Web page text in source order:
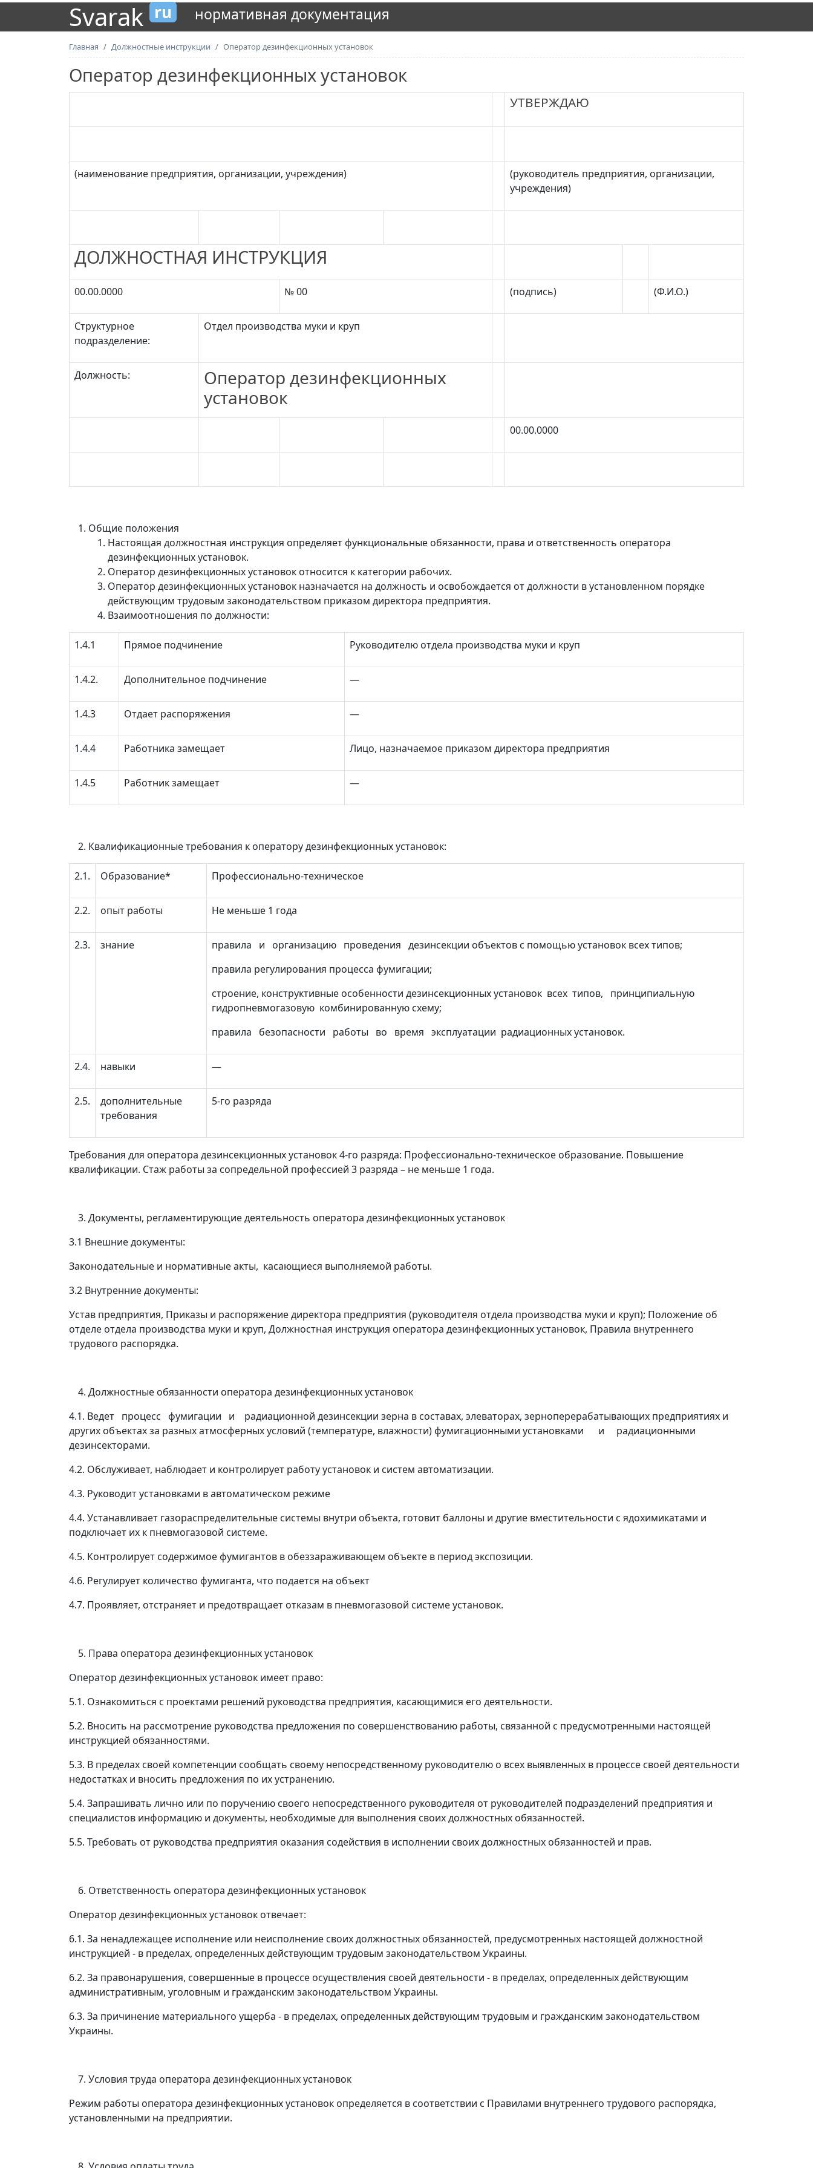
Svarak ru нормативная документация
Главная Должностные инструкции Оператор дезинфекционных установок
Оператор дезинфекционных установок
УТВЕРЖДАЮ
(наименование предприятия, организации, учреждения)
(руководитель предприятия, организации,
учреждения)
ДОЛЖНОСТНАЯ ИНСТРУКЦИЯ
00.00.0000 № 00 (подпись) (Ф.И.О.)
Структурное
подразделение:
Отдел производства муки и круп
Должность:
Оператор дезинфекционных
установок
00.00.0000
Общие положения
Настоящая должностная инструкция определяет функциональные обязанности, права и ответственность оператора
дезинфекционных установок.
Оператор дезинфекционных установок относится к категории рабочих.
Оператор дезинфекционных установок назначается на должность и освобождается от должности в установленном порядке
действующим трудовым законодательством приказом директора предприятия.
Взаимоотношения по должности:
1.4.1 Прямое подчинение Руководителю отдела производства муки и круп
1.4.2. Дополнительное подчинение —
1.4.3 Отдает распоряжения —
1.4.4 Работника замещает Лицо, назначаемое приказом директора предприятия
1.4.5 Работник замещает —
Квалификационные требования к оператору дезинфекционных установок:
2.1. Образование* Профессионально-техническое
2.2. опыт работы Не меньше 1 года
2.3. знание
правила и организацию проведения дезинсекции объектов с помощью установок всех типов;
правила регулирования процесса фумигации;
строение, конструктивные особенности дезинсекционных установок всех типов, принципиальную
гидропневмогазовую комбинированную схему;
правила безопасности работы во время эксплуатации радиационных установок.
2.4. навыки —
2.5.
дополнительные
требования
5-го разряда
Требования для оператора дезинсекционных установок 4-го разряда: Профессионально-техническое образование. Повышение
квалификации. Стаж работы за сопредельной профессией 3 разряда – не меньше 1 года.
Документы, регламентирующие деятельность оператора дезинфекционных установок
3.1 Внешние документы:
Законодательные и нормативные акты, касающиеся выполняемой работы.
3.2 Внутренние документы:
Устав предприятия, Приказы и распоряжение директора предприятия (руководителя отдела производства муки и круп); Положение об
отделе отдела производства муки и круп, Должностная инструкция оператора дезинфекционных установок, Правила внутреннего
трудового распорядка.
Должностные обязанности оператора дезинфекционных установок
4.1. Ведет процесс фумигации и радиационной дезинсекции зерна в составах, элеваторах, зерноперерабатывающих предприятиях и
других объектах за разных атмосферных условий (температуре, влажности) фумигационными установками и радиационными
дезинсекторами.
4.2. Обслуживает, наблюдает и контролирует работу установок и систем автоматизации.
4.3. Руководит установками в автоматическом режиме
4.4. Устанавливает газораспределительные системы внутри объекта, готовит баллоны и другие вместительности с ядохимикатами и
подключает их к пневмогазовой системе.
4.5. Контролирует содержимое фумигантов в обеззараживающем объекте в период экспозиции.
4.6. Регулирует количество фумиганта, что подается на объект
4.7. Проявляет, отстраняет и предотвращает отказам в пневмогазовой системе установок.
Права оператора дезинфекционных установок
Оператор дезинфекционных установок имеет право:
5.1. Ознакомиться с проектами решений руководства предприятия, касающимися его деятельности.
5.2. Вносить на рассмотрение руководства предложения по совершенствованию работы, связанной с предусмотренными настоящей
инструкцией обязанностями.
5.3. В пределах своей компетенции сообщать своему непосредственному руководителю о всех выявленных в процессе своей деятельности
недостатках и вносить предложения по их устранению.
5.4. Запрашивать лично или по поручению своего непосредственного руководителя от руководителей подразделений предприятия и
специалистов информацию и документы, необходимые для выполнения своих должностных обязанностей.
5.5. Требовать от руководства предприятия оказания содействия в исполнении своих должностных обязанностей и прав.
Ответственность оператора дезинфекционных установок
Оператор дезинфекционных установок отвечает:
6.1. За ненадлежащее исполнение или неисполнение своих должностных обязанностей, предусмотренных настоящей должностной
инструкцией - в пределах, определенных действующим трудовым законодательством Украины.
6.2. За правонарушения, совершенные в процессе осуществления своей деятельности - в пределах, определенных действующим
административным, уголовным и гражданским законодательством Украины.
6.3. За причинение материального ущерба - в пределах, определенных действующим трудовым и гражданским законодательством
Украины.
Условия труда оператора дезинфекционных установок
Режим работы оператора дезинфекционных установок определяется в соответствии с Правилами внутреннего трудового распорядка,
установленными на предприятии.